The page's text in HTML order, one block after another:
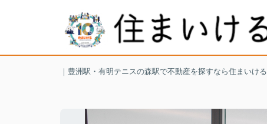
｜豊洲駅・有明テニスの森駅で不動産を探すなら住まいける